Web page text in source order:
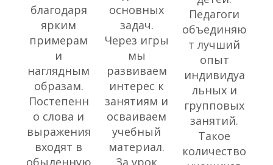
благодаря
ярким
примерам
и
наглядным
образам.
Постепенн
о слова и
выражения
входят в
обыденную
основных
задач.
Через игры
мы
развиваем
интерес к
занятиям и
осваиваем
учебный
материал.
За урок
Педагоги
объединяю
т лучший
опыт
индивидуа
льных и
групповых
занятий.
Такое
количество